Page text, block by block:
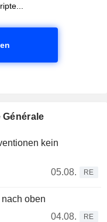
kein
05.08.
RE
oben
04.08.
RE